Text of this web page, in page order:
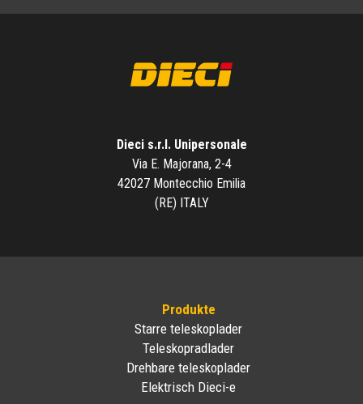
Dieci s.r.l. Unipersonale
Via E. Majorana, 2-4
42027 Montecchio Emilia
(RE) ITALY
Produkte
Starre teleskoplader
Teleskopradlader
Drehbare teleskoplader
Elektrisch Dieci-e